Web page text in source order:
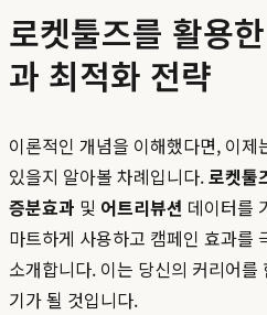
로켓툴즈를 활용
과 최적화 전략
이론적인 개념을 이해했다면, 이
있을지 알아볼 차례입니다.로켓
증분효과 및 어트리뷰션 데이터를
마트하게 사용하고 캠페인 효과를
소개합니다. 이는 당신의 커리어
기가 될 것입니다.